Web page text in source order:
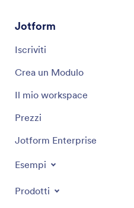
Jotform
Iscriviti
Crea un Modulo
Il mio workspace
Prezzi
Jotform Enterprise
Esempi
Prodotti